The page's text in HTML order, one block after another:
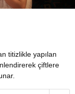
titizlikle yapılan
çiftlere